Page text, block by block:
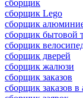
сборщик
сборщик Lego
сборщик
сборщик бытовой
сборщик
сборщик дверей
сборщик жалюзи
сборщик заказов
сборщик заказов в